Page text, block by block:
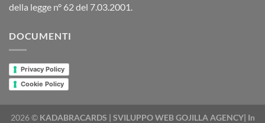
della legge n° 62 del 7.03.2001.
DOCUMENTI
Privacy Policy
Cookie Policy
2026 © KADABRACARDS | SVILUPPO WEB GOJILLA AGENCY| In